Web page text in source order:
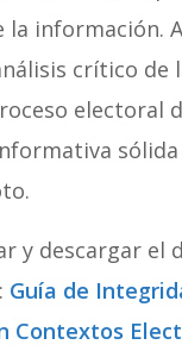
la información.
crítico de
electoral
.
y descargar el
Guía de
Contextos